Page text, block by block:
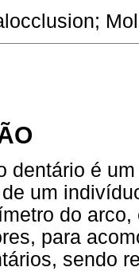
dentário é
um
do
para
sendo